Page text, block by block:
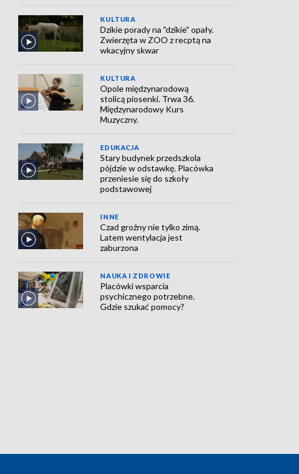
KULTURA
Dzikie porady na "dzikie" opały.
Zwierzęta w ZOO z recptą na
wkacyjny skwar
KULTURA
Opole międzynarodową
stolicą piosenki. Trwa 36.
Międzynarodowy Kurs
Muzyczny.
EDUKACJA
Stary budynek przedszkola
pójdzie w odstawkę. Placówka
przeniesie się do szkoły
podstawowej
INNE
Czad groźny nie tylko zimą.
Latem wentylacja jest
zaburzona
NAUKA I ZDROWIE
Placówki wsparcia
psychicznego potrzebne.
Gdzie szukać pomocy?